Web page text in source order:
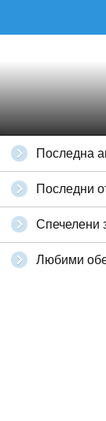
Последна
Последни
Спечелени
Любими